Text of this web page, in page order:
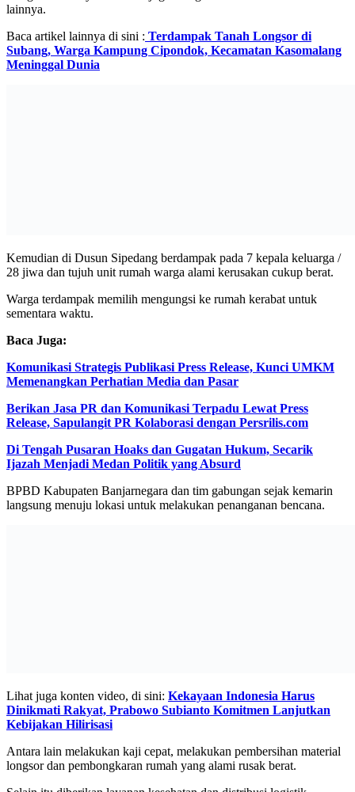
lainnya.
Baca artikel lainnya di sini : Terdampak Tanah Longsor di
Subang, Warga Kampung Cipondok, Kecamatan Kasomalang
Meninggal Dunia
Kemudian di Dusun Sipedang berdampak pada 7 kepala keluarga /
28 jiwa dan tujuh unit rumah warga alami kerusakan cukup berat.
Warga terdampak memilih mengungsi ke rumah kerabat untuk
sementara waktu.
Baca Juga:
Komunikasi Strategis Publikasi Press Release, Kunci UMKM
Memenangkan Perhatian Media dan Pasar
Berikan Jasa PR dan Komunikasi Terpadu Lewat Press
Release, Sapulangit PR Kolaborasi dengan Persrilis.com
Di Tengah Pusaran Hoaks dan Gugatan Hukum, Secarik
Ijazah Menjadi Medan Politik yang Absurd
BPBD Kabupaten Banjarnegara dan tim gabungan sejak kemarin
langsung menuju lokasi untuk melakukan penanganan bencana.
Lihat juga konten video, di sini: Kekayaan Indonesia Harus
Dinikmati Rakyat, Prabowo Subianto Komitmen Lanjutkan
Kebijakan Hilirisasi
Antara lain melakukan kaji cepat, melakukan pembersihan material
longsor dan pembongkaran rumah yang alami rusak berat.